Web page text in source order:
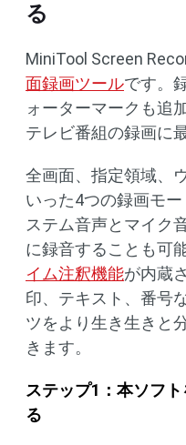
る
MiniTool Screen
面録画ツールです。
ォーターマークも追
テレビ番組の録画に
全画面、指定領域、
いった4つの録画モ
ステム音声とマイク
に録音することも可
イム注釈機能が内蔵
印、テキスト、番号
ツをより生き生きと
きます。
ステップ1：本ソフ
る